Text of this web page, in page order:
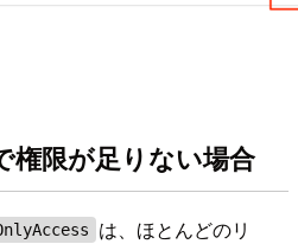
限が足りない場合
は、ほとんどのリ